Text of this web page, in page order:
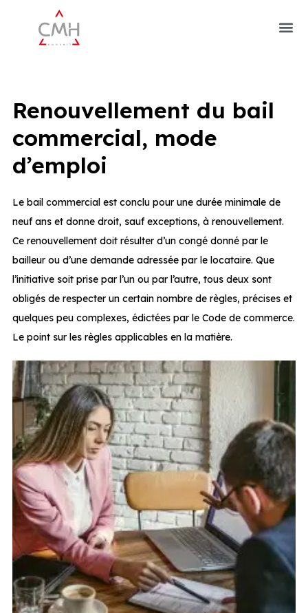
Renouvellement du bail
commercial, mode
d’emploi
Le bail commercial est conclu pour une durée minimale de
neuf ans et donne droit, sauf exceptions, à renouvellement.
Ce renouvellement doit résulter d’un congé donné par le
bailleur ou d’une demande adressée par le locataire. Que
l’initiative soit prise par l’un ou par l’autre, tous deux sont
obligés de respecter un certain nombre de règles, précises et
quelques peu complexes, édictées par le Code de commerce.
Le point sur les règles applicables en la matière.